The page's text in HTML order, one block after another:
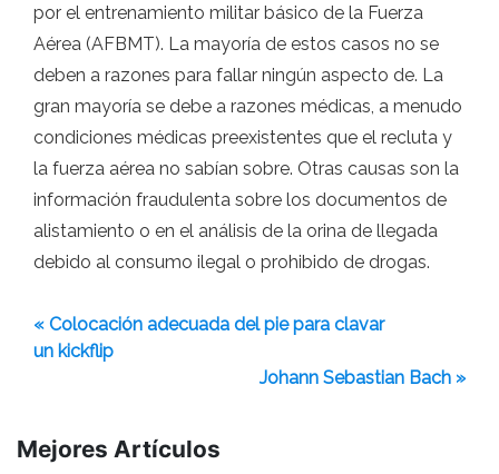
por el entrenamiento militar básico de la Fuerza
Aérea (AFBMT). La mayoría de estos casos no se
deben a razones para fallar ningún aspecto de. La
gran mayoría se debe a razones médicas, a menudo
condiciones médicas preexistentes que el recluta y
la fuerza aérea no sabían sobre. Otras causas son la
información fraudulenta sobre los documentos de
alistamiento o en el análisis de la orina de llegada
debido al consumo ilegal o prohibido de drogas.
« Colocación adecuada del pie para clavar
un kickflip
Johann Sebastian Bach »
Mejores Artículos